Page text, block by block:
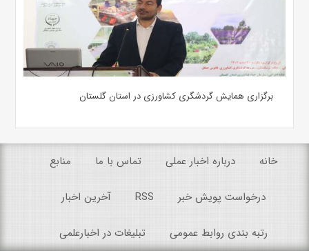
برگزاری همایش گردشگری کشاورزی در استان گلستان
خانه درباره اخبار عملی تماس با ما منابع
درخواست پویش خبر RSS آخرین اخبار
رتبه بندی روابط عمومی تبلیغات در اخبارعلمی